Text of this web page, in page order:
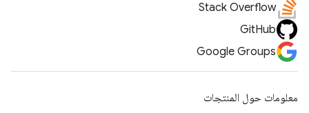
Stack Overflow
GitHub
Google Groups
معلومات حول المنتجات